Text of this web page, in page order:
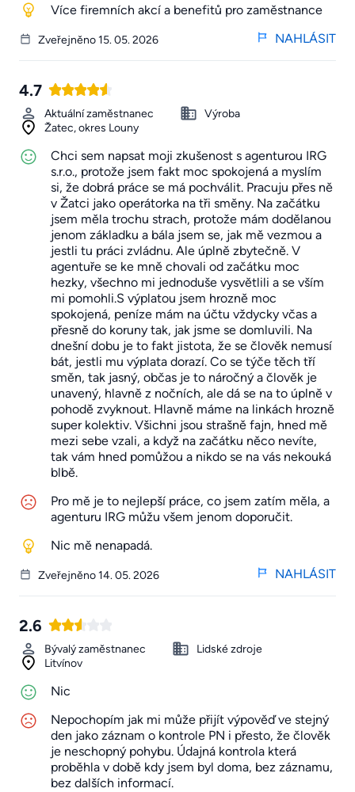
Více firemních akcí a benefitů pro zaměstnance
Zveřejněno 15. 05. 2026 NAHLÁSIT
4.7
Aktuální zaměstnanec
Výroba
Žatec, okres Louny
Chci sem napsat moji zkušenost s agenturou IRG
s.r.o., protože jsem fakt moc spokojená a myslím
si, že dobrá práce se má pochválit. Pracuju přes ně
v Žatci jako operátorka na tři směny. Na začátku
jsem měla trochu strach, protože mám dodělanou
jenom základku a bála jsem se, jak mě vezmou a
jestli tu práci zvládnu. Ale úplně zbytečně. V
agentuře se ke mně chovali od začátku moc
hezky, všechno mi jednoduše vysvětlili a se vším
mi pomohli.S výplatou jsem hrozně moc
spokojená, peníze mám na účtu vždycky včas a
přesně do koruny tak, jak jsme se domluvili. Na
dnešní dobu je to fakt jistota, že se člověk nemusí
bát, jestli mu výplata dorazí. Co se týče těch tří
směn, tak jasný, občas je to náročný a člověk je
unavený, hlavně z nočních, ale dá se na to úplně v
pohodě zvyknout. Hlavně máme na linkách hrozně
super kolektiv. Všichni jsou strašně fajn, hned mě
mezi sebe vzali, a když na začátku něco nevíte,
tak vám hned pomůžou a nikdo se na vás nekouká
blbě.
Pro mě je to nejlepší práce, co jsem zatím měla, a
agenturu IRG můžu všem jenom doporučit.
Nic mě nenapadá.
Zveřejněno 14. 05. 2026 NAHLÁSIT
2.6
Bývalý zaměstnanec
Lidské zdroje
Litvínov
Nic
Nepochopím jak mi může přijít výpověď ve stejný
den jako záznam o kontrole PN i přesto, že člověk
je neschopný pohybu. Údajná kontrola která
proběhla v době kdy jsem byl doma, bez záznamu,
bez dalších informací.